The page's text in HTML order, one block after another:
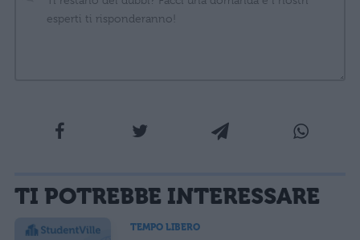
sarà pubblicata. Dichiari di avere preso visione e di accettare quanto previsto dalla
informativa privacy. Pubblicando questo commento dai il consenso affinché un cookie
TI POTREBBE INTERESSARE
TEMPO LIBERO